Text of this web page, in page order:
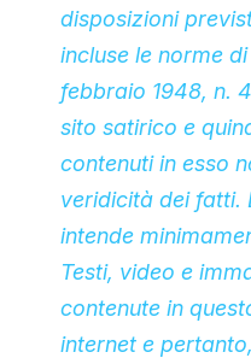
disposizioni
incluse le norme
febbraio 1948, n.
sito satirico e
contenuti in esso
veridicità dei fatti.
intende
Testi, video e
contenute in
internet e